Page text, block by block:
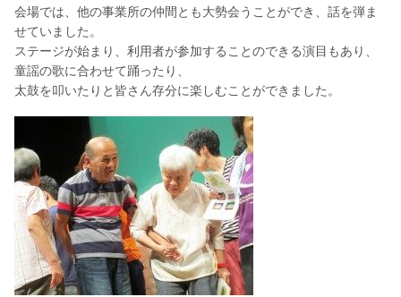
会場では、他の事業所の仲間とも大勢会うことができ、話を弾ま
せていました。
ステージが始まり、利用者が参加することのできる演目もあり、
童謡の歌に合わせて踊ったり、
太鼓を叩いたりと皆さん存分に楽しむことができました。